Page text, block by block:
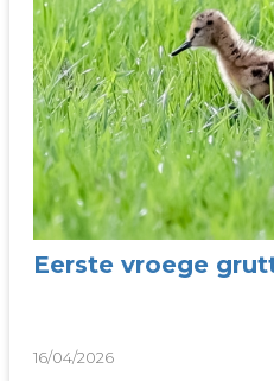
Eerste vroege
16/04/2026